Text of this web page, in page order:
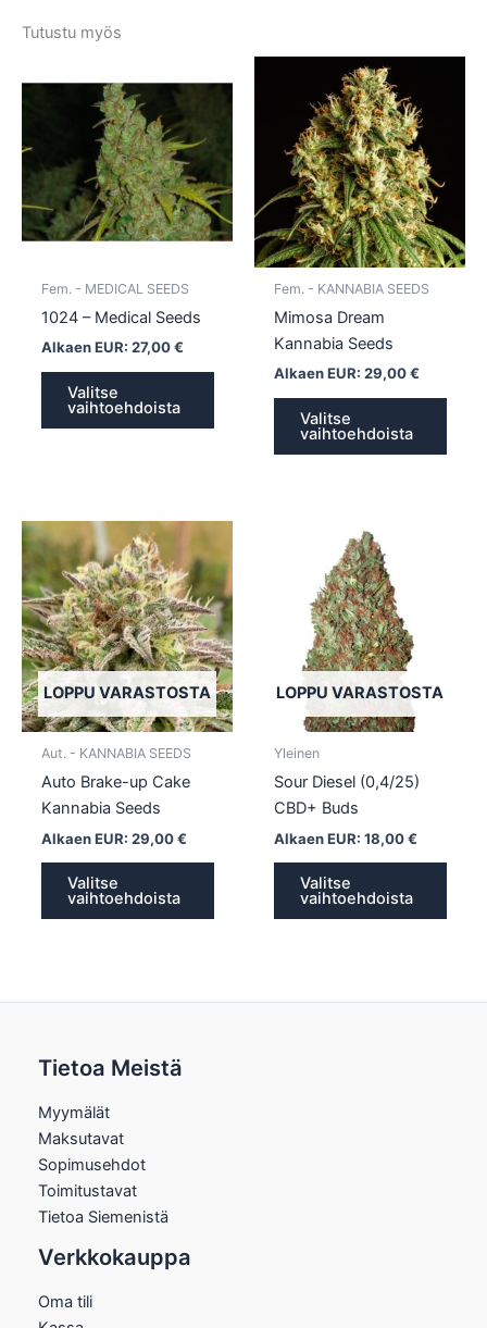
Tutustu myös
Fem. - MEDICAL SEEDS
1024 – Medical Seeds
Alkaen EUR: 27,00€
Valitse
vaihtoehdoista
tuotteella
muunnelma.
Voit
tehdä
valinnat
Fem. - KANNABIA SEEDS
Mimosa Dream
Kannabia Seeds
Alkaen EUR: 29,00€
Valitse
vaihtoehdoista
LOPPU VARASTOSTA
Aut. - KANNABIA SEEDS
Auto Brake-up Cake
Kannabia Seeds
Alkaen EUR: 29,00€
Valitse
vaihtoehdoista
tuotteella
on
useampi
muunnelma.
Voit
tehdä
valinnat
LOPPU VARASTOSTA
Yleinen
Sour Diesel (0,4/25)
CBD+ Buds
Alkaen EUR: 18,00€
Valitse
vaihtoehdoista
Tietoa Meistä
Myymälät
Maksutavat
Sopimusehdot
Toimitustavat
Tietoa Siemenistä
Verkkokauppa
Oma tili